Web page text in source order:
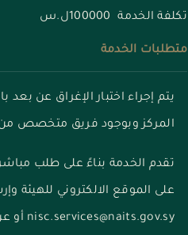
تكلفة الخدمة 100000ل.س
متطلبات الخدمة
يتم إجراء اختبار الإغراق عن
المركز وبوجود فريق متخصص من
تقدم الخدمة بناءً على طلب
على الموقع الالكتروني للهيئة
nisc.services@naits.gov.sy أو عن طريق الفاكس